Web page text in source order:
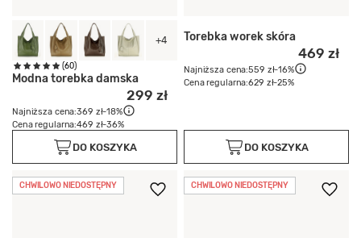
+4
(60)
Modna torebka damska
299 zł
Najniższa cena:369 zł-18%
Cena regularna:469 zł-36%
DO KOSZYKA
Torebka worek skóra
469 zł
Najniższa cena:559 zł-16%
Cena regularna:629 zł-25%
DO KOSZYKA
CHWILOWO NIEDOSTĘPNY CHWILOWO NIEDOSTĘPNY